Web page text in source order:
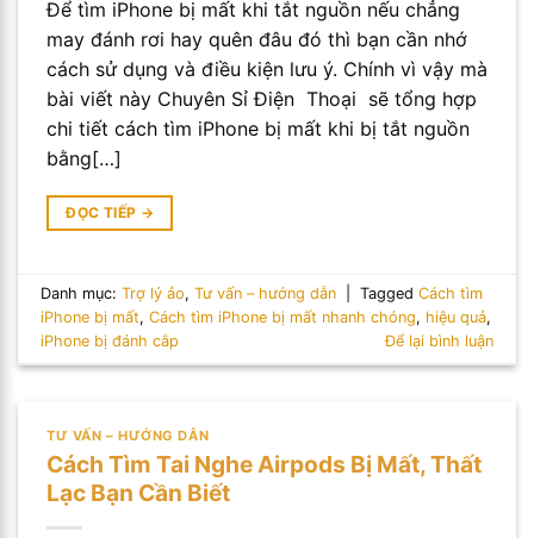
Để tìm iPhone bị mất khi tắt nguồn nếu chẳng
may đánh rơi hay quên đâu đó thì bạn cần nhớ
cách sử dụng và điều kiện lưu ý. Chính vì vậy mà
bài viết này Chuyên Sỉ Điện Thoại sẽ tổng hợp
chi tiết cách tìm iPhone bị mất khi bị tắt nguồn
bằng[…]
ĐỌC TIẾP →
Danh mục:Trợ lý ảo,Tư vấn – hướng dẫn TaggedCách tìm
iPhone bị mất,Cách tìm iPhone bị mất nhanh chóng, hiệu quả,
iPhone bị đánh cắp
Để lại bình luận
TƯ VẤN – HƯỚNG DẪN
Cách Tìm Tai Nghe Airpods Bị Mất, Thất
Lạc Bạn Cần Biết